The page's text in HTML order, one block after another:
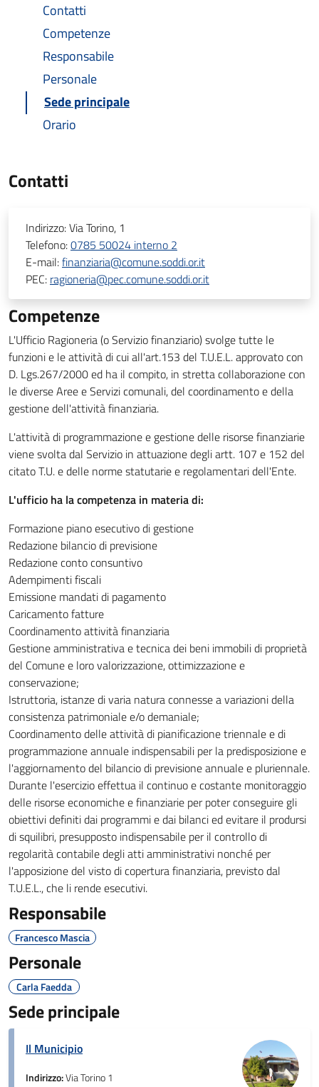
Contatti
Competenze
Responsabile
Personale
Sede principale
Orario
Contatti
Indirizzo:Via Torino, 1
Telefono:0785 50024 interno 2
E-mail:finanziaria@comune.soddi.or.it
PEC: ragioneria@pec.comune.soddi.or.it
Competenze
L'Ufficio Ragioneria (o Servizio finanziario) svolge tutte le
funzioni e le attività di cui all'art.153 del T.U.E.L. approvato con
D. Lgs.267/2000 ed ha il compito, in stretta collaborazione con
le diverse Aree e Servizi comunali, del coordinamento e della
gestione dell'attività finanziaria.
L'attività di programmazione e gestione delle risorse finanziarie
viene svolta dal Servizio in attuazione degli artt. 107 e 152 del
citato T.U. e delle norme statutarie e regolamentari dell'Ente.
L'ufficio ha la competenza in materia di:
Formazione piano esecutivo di gestione
Redazione bilancio di previsione
Redazione conto consuntivo
Adempimenti fiscali
Emissione mandati di pagamento
Caricamento fatture
Coordinamento attività finanziaria
Gestione amministrativa e tecnica dei beni immobili di proprietà
del Comune e loro valorizzazione, ottimizzazione e
conservazione;
Istruttoria, istanze di varia natura connesse a variazioni della
consistenza patrimoniale e/o demaniale;
Coordinamento delle attività di pianificazione triennale e di
programmazione annuale indispensabili per la predisposizione e
l'aggiornamento del bilancio di previsione annuale e pluriennale.
Durante l'esercizio effettua il continuo e costante monitoraggio
delle risorse economiche e finanziarie per poter conseguire gli
obiettivi definiti dai programmi e dai bilanci ed evitare il prodursi
di squilibri, presupposto indispensabile per il controllo di
regolarità contabile degli atti amministrativi nonché per
l'apposizione del visto di copertura finanziaria, previsto dal
T.U.E.L., che li rende esecutivi.
Responsabile
Francesco Mascia
Personale
Carla Faedda
Sede principale
Il Municipio
Indirizzo:Via Torino 1